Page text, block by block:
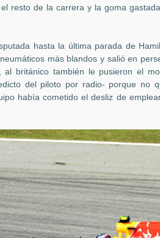
resto de la carrera y la goma
hasta la última parada de
más blandos y salió en
al británico también le pusieron el
del piloto por radio- porque no
había cometido el desliz de